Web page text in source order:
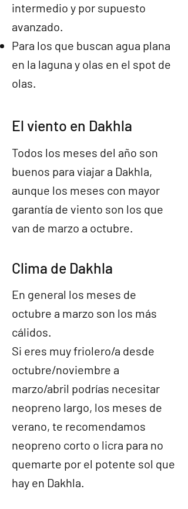
intermedio y por supuesto
avanzado.
Para los que buscan agua plana
en la laguna y olas en el spot de
olas.
El viento en Dakhla
Todos los meses del año son
buenos para viajar a Dakhla,
aunque los meses con mayor
garantía de viento son los que
van de marzo a octubre.
Clima de Dakhla
En general los meses de
octubre a marzo son los más
cálidos.
Si eres muy friolero/a desde
octubre/noviembre a
marzo/abril podrías necesitar
neopreno largo, los meses de
verano, te recomendamos
neopreno corto o licra para no
quemarte por el potente sol que
hay en Dakhla.